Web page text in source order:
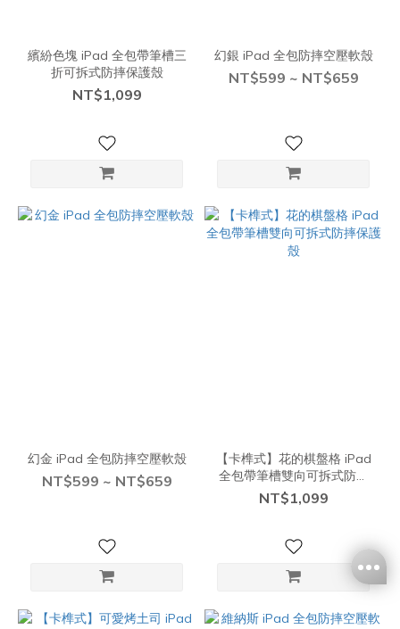
繽紛色塊 iPad 全包帶筆槽三
折可拆式防摔保護殼
NT$1,099
幻銀 iPad 全包防摔空壓軟殼
NT$599 ~ NT$659
幻金 iPad 全包防摔空壓軟殼
NT$599 ~ NT$659
【卡榫式】花的棋盤格 iPad
全包帶筆槽雙向可拆式防摔
保護殼
NT$1,099